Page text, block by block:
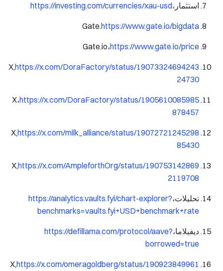
استثمار،https://investing.com/currencies/xau-usd
Gate.https://www.gate.io/bigdata
Gate.io،https://www.gate.io/price
X,https://x.com/DoraFactory/status/19073324694243
24730
X،https://x.com/DoraFactory/status/1905610085985
878457
X,https://x.com/milk_alliance/status/19072721245298
85430
X,https://x.com/AmpleforthOrg/status/190753142869
2119708
تحليلات،https://analytics.vaults.fyi/chart-explorer?
benchmarks=vaults.fyi+USD+benchmark+rate
ديفيلاما،https://defillama.com/protocol/aave?
borrowed=true
X,https://x.com/omeragoldberg/status/190923849961